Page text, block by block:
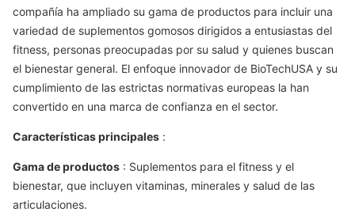
compañía ha ampliado su gama de productos para incluir una
variedad de suplementos gomosos dirigidos a entusiastas del
fitness, personas preocupadas por su salud y quienes buscan
el bienestar general. El enfoque innovador de BioTechUSA y su
cumplimiento de las estrictas normativas europeas la han
convertido en una marca de confianza en el sector.
Características principales :
Gama de productos : Suplementos para el fitness y el
bienestar, que incluyen vitaminas, minerales y salud de las
articulaciones.